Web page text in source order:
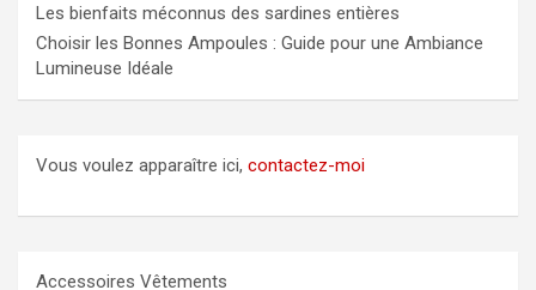
Les bienfaits méconnus des sardines entières
Choisir les Bonnes Ampoules : Guide pour une Ambiance
Lumineuse Idéale
Vous voulez apparaître ici, contactez-moi
Accessoires Vêtements